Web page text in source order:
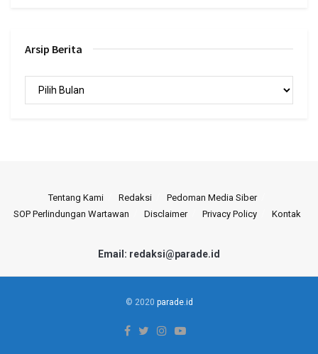
Arsip Berita
Tentang Kami Redaksi
Pedoman Media Siber
SOP Perlindungan Wartawan
Disclaimer Privacy Policy Kontak
Email: redaksi@parade.id
© 2020 parade.id